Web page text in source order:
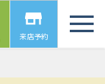
来店予約